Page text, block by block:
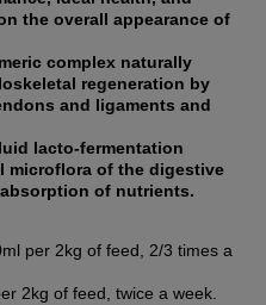
the overall appearance of
complex naturally
regeneration by
and ligaments and
lacto-fermentation
microflora of the digestive
of nutrients.
per 2kg of feed, 2/3 times a
2kg of feed, twice a week.